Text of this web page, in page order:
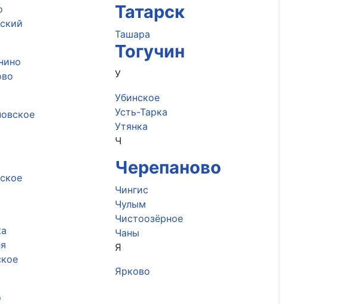
Татарск
Ташара
Тогучин
У
Убинское
Усть-Тарка
Утянка
Ч
Черепаново
Чингис
Чулым
Чистоозёрное
Чаны
Я
Ярково